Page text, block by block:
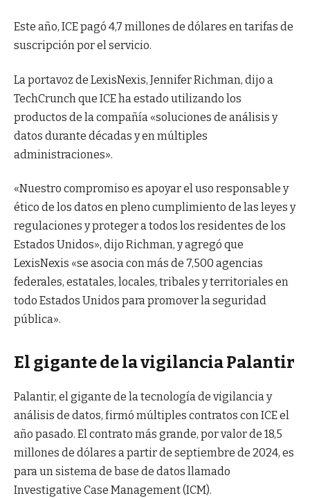
Este año, ICE pagó 4,7 millones de dólares en tarifas de
suscripción por el servicio.
La portavoz de LexisNexis, Jennifer Richman, dijo a
TechCrunch que ICE ha estado utilizando los
productos de la compañía «soluciones de análisis y
datos durante décadas y en múltiples
administraciones».
«Nuestro compromiso es apoyar el uso responsable y
ético de los datos en pleno cumplimiento de las leyes y
regulaciones y proteger a todos los residentes de los
Estados Unidos», dijo Richman, y agregó que
LexisNexis «se asocia con más de 7,500 agencias
federales, estatales, locales, tribales y territoriales en
todo Estados Unidos para promover la seguridad
pública».
El gigante de la vigilancia Palantir
Palantir, el gigante de la tecnología de vigilancia y
análisis de datos, firmó múltiples contratos con ICE el
año pasado. El contrato más grande, por valor de 18,5
millones de dólares a partir de septiembre de 2024, es
para un sistema de base de datos llamado
Investigative Case Management (ICM).